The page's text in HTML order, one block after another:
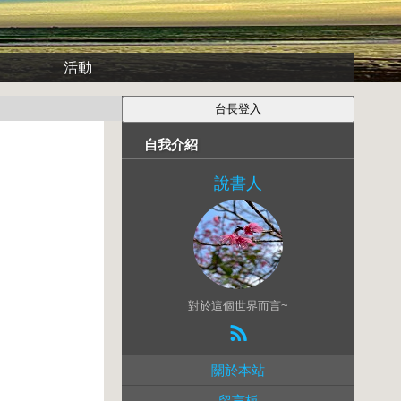
活動
自我介紹
說書人
對於這個世界而言~
關於本站